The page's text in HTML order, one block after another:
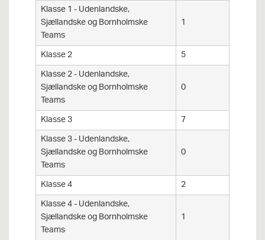
Klasse 1 - Udenlandske,
Sjællandske og Bornholmske
Teams
1
Klasse 2
5
Klasse 2 - Udenlandske,
Sjællandske og Bornholmske
Teams
0
Klasse 3
7
Klasse 3 - Udenlandske,
Sjællandske og Bornholmske
Teams
0
Klasse 4
2
Klasse 4 - Udenlandske,
Sjællandske og Bornholmske
Teams
1